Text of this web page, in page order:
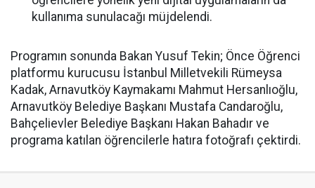
kullanıma sunulacağı müjdelendi.
Programın sonunda Bakan Yusuf Tekin; Önce Öğrenci
platformu kurucusu İstanbul Milletvekili Rümeysa
Kadak, Arnavutköy Kaymakamı Mahmut Hersanlıoğlu,
Arnavutköy Belediye Başkanı Mustafa Candaroğlu,
Bahçelievler Belediye Başkanı Hakan Bahadır ve
programa katılan öğrencilerle hatıra fotoğrafı çektirdi.